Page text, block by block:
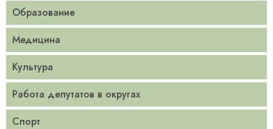
Образование
Медицина
Культура
Работа депутатов в округах
Спорт